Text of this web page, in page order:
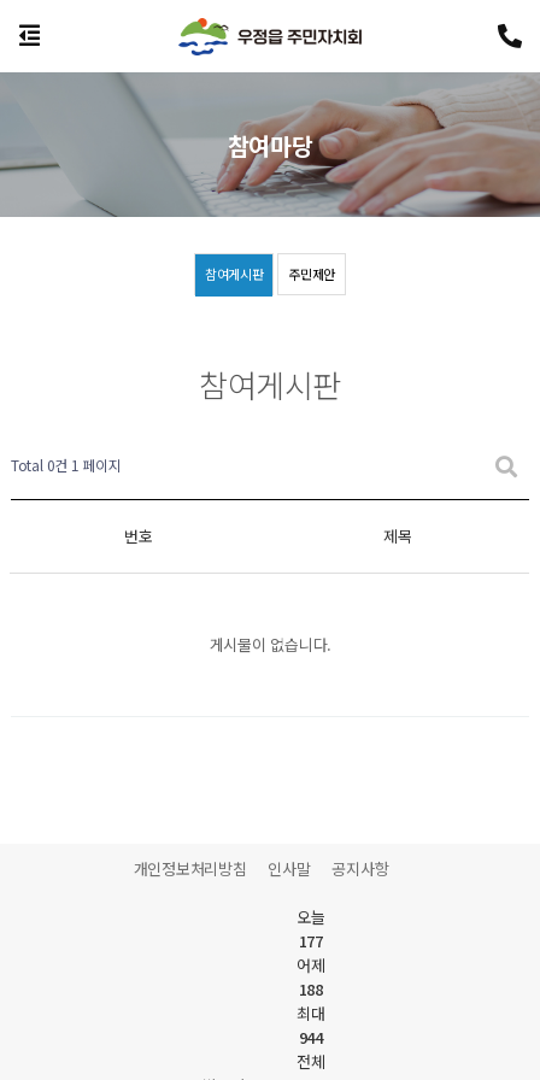
참여게시판 주민제안
참여마당
참여게시판
Total 0건 1 페이지
번호 제목
게시물이 없습니다.
개인정보처리방침 인사말 공지사항
오늘
177
어제
188
최대
944
전체